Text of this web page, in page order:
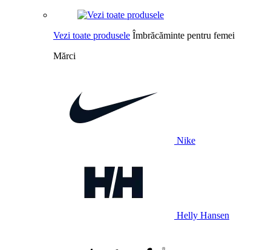
Vezi toate produsele Îmbrăcăminte pentru femei
Mărci
Nike
Helly Hansen